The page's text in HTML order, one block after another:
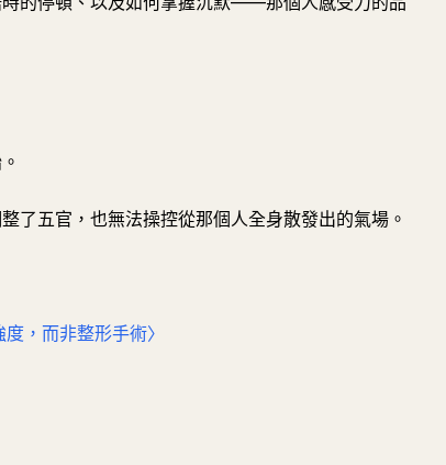
了五官，也無法操控從那個人全身散發出的氣場。
，而非整形手術〉